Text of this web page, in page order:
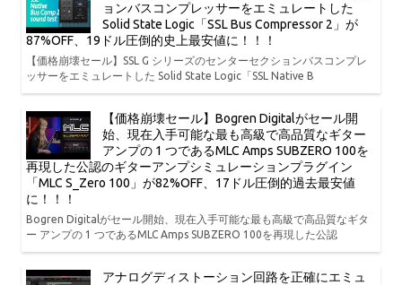
ョンバスコンプレッサーをエミュレートした
Solid State Logic「SSL Bus Compressor 2」が
87%OFF、19ドル圧倒的史上最安値に！！！
【価格崩壊セール】SSL G シリーズのセンターセクションバスコンプレ
ッサーをエミュレートした Solid State Logic「SSL Native B
【価格崩壊セール】Bogren Digitalがセール開
始、現在入手可能な最も高級で高品質なギター
アンプの 1 つであるMLC Amps SUBZERO 100を
再現した公認のギターアンプシミュレーションプラグイン
「MLC S_Zero 100」が82%OFF、17ドル圧倒的過去最安値
に！！！
Bogren Digitalがセール開始、現在入手可能な最も高級で高品質なギタ
ー アンプの 1 つであるMLC Amps SUBZERO 100を再現した公認
アナログディストーション回路を正確にエミュ